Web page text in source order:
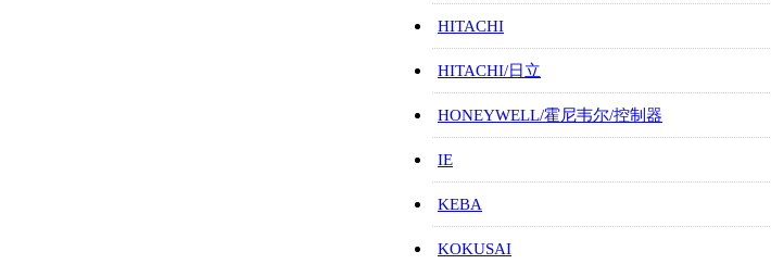
HITACHI
HITACHI/日立
HONEYWELL/霍尼韦尔/控制器
IE
KEBA
KOKUSAI